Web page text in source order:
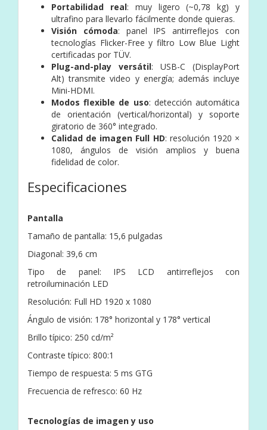
Portabilidad real: muy ligero (~0,78 kg) y
ultrafino para llevarlo fácilmente donde quieras.
Visión cómoda: panel IPS antirreflejos con
tecnologías Flicker-Free y filtro Low Blue Light
certificadas por TÜV.
Plug-and-play versátil: USB-C (DisplayPort
Alt) transmite video y energía; además incluye
Mini-HDMI.
Modos flexible de uso: detección automática
de orientación (vertical/horizontal) y soporte
giratorio de 360° integrado.
Calidad de imagen Full HD: resolución 1920 ×
1080, ángulos de visión amplios y buena
fidelidad de color.
Especificaciones
Pantalla
Tamaño de pantalla: 15,6 pulgadas
Diagonal: 39,6 cm
Tipo de panel: IPS LCD antirreflejos con
retroiluminación LED
Resolución: Full HD 1920 x 1080
Ángulo de visión: 178° horizontal y 178° vertical
Brillo típico: 250 cd/m²
Contraste típico: 800:1
Tiempo de respuesta: 5 ms GTG
Frecuencia de refresco: 60 Hz
Tecnologías de imagen y uso